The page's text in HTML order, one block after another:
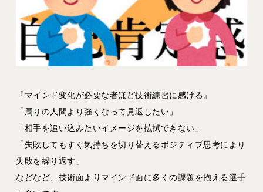
『マインド変化が必要な者ほど技術練習に感ける』
「周りの人間より強くなって見返したい」
「相手を追い込みたいイメージを払拭できない」
「失敗してもすぐ気持ちを切り替えるポジティブ思考により
失敗を繰り返す」
などなど、技術面よりマインド面に多くの課題を抱える選手